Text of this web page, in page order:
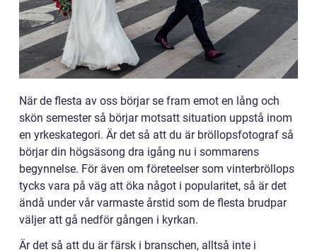
När de flesta av oss börjar se fram emot en lång och
skön semester så börjar motsatt situation uppstå inom
en yrkeskategori. Är det så att du är bröllopsfotograf så
börjar din högsäsong dra igång nu i sommarens
begynnelse. För även om företeelser som vinterbröllops
tycks vara på väg att öka något i popularitet, så är det
ändå under vår varmaste årstid som de flesta brudpar
väljer att gå nedför gången i kyrkan.
Är det så att du är färsk i branschen, alltså inte i